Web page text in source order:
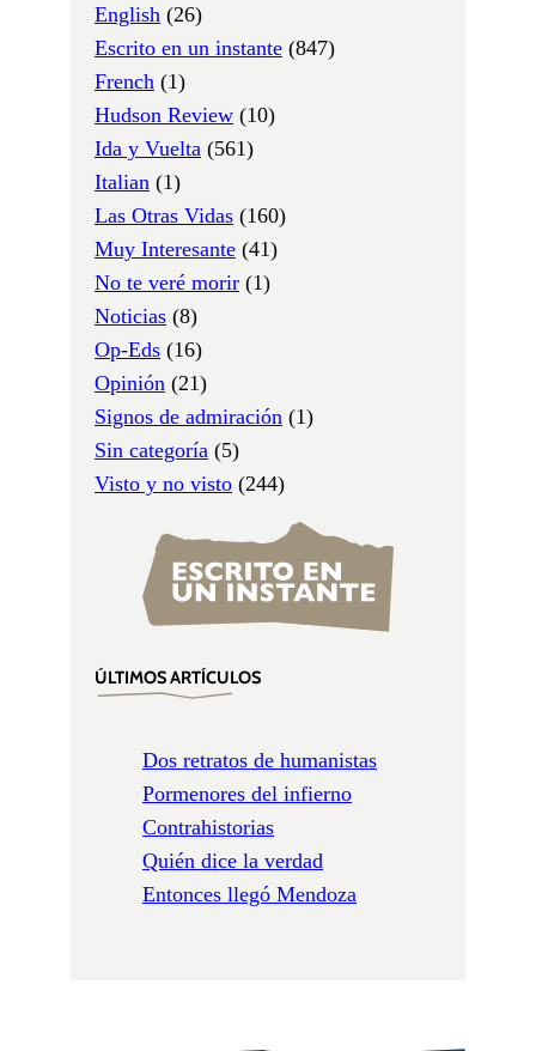
English (26)
Escrito en un instante (847)
French (1)
Hudson Review (10)
Ida y Vuelta (561)
Italian (1)
Las Otras Vidas (160)
Muy Interesante (41)
No te veré morir (1)
Noticias (8)
Op-Eds (16)
Opinión (21)
Signos de admiración (1)
Sin categoría (5)
Visto y no visto (244)
ÚLTIMOS ARTÍCULOS
Dos retratos de humanistas
Pormenores del infierno
Contrahistorias
Quién dice la verdad
Entonces llegó Mendoza